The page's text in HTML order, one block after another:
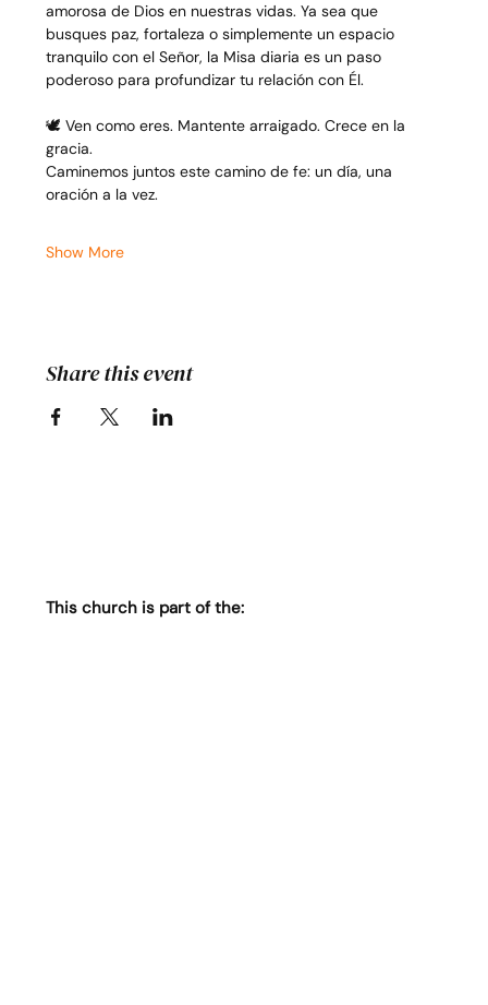
amorosa de Dios en nuestras vidas. Ya sea que
busques paz, fortaleza o simplemente un espacio
tranquilo con el Señor, la Misa diaria es un paso
poderoso para profundizar tu relación con Él.
🕊️ Ven como eres. Mantente arraigado. Crece en la
gracia.
Caminemos juntos este camino de fe: un día, una
oración a la vez.
Show More
Share this event
This church is part of the: